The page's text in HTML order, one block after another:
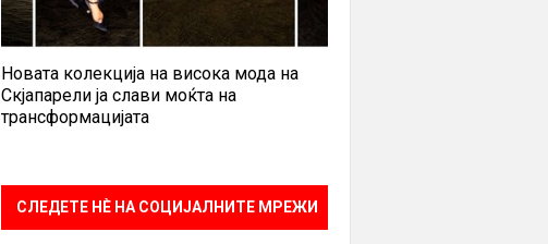
Новата колекција на висока мода на
Скјапарели ја слави моќта на
трансформацијата
СЛЕДЕТЕ НÈ НА СОЦИЈАЛНИТЕ МРЕЖИ